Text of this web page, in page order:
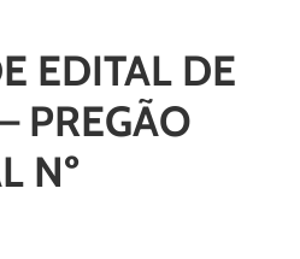
EDITAL DE
PREGÃO
Nº